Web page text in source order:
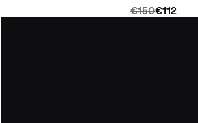
€150€112